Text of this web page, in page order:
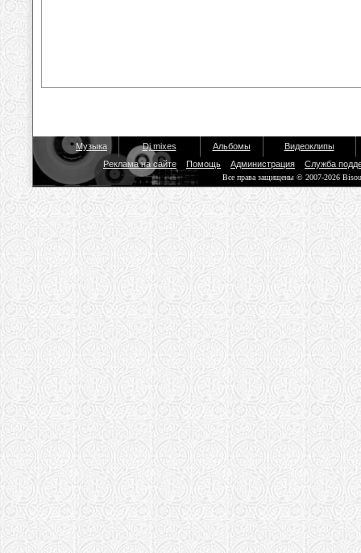
Музыка Dj mixes Альбомы
Видеоклипы
Реклама на сайте
Помощь Администрация Служба
Все права защищены © 2007-2026